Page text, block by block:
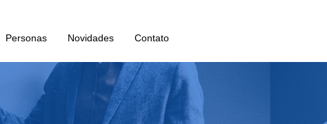
Personas Novidades Contato